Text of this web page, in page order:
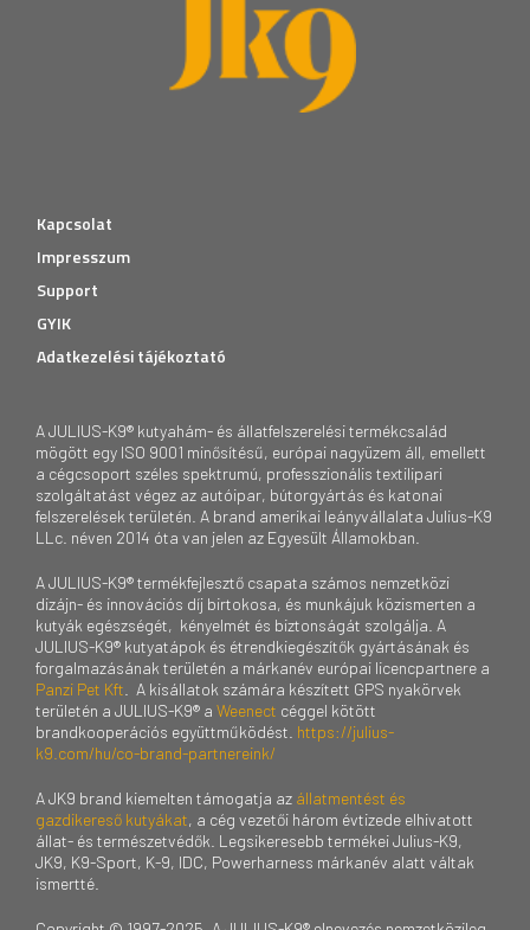
Kapcsolat
Impresszum
Support
GYIK
Adatkezelési tájékoztató
A JULIUS-K9® kutyahám- és állatfelszerelési termékcsalád
mögött egy ISO 9001 minősítésű, európai nagyüzem áll, emellett
a cégcsoport széles spektrumú, professzionális textilipari
szolgáltatást végez az autóipar, bútorgyártás és katonai
felszerelések területén. A brand amerikai leányvállalata Julius-K9
LLc. néven 2014 óta van jelen az Egyesült Államokban.
A JULIUS-K9® termékfejlesztő csapata számos nemzetközi
dizájn- és innovációs díj birtokosa, és munkájuk közismerten a
kutyák egészségét, kényelmét és biztonságát szolgálja. A
JULIUS-K9® kutyatápok és étrendkiegészítők gyártásának és
forgalmazásának területén a márkanév európai licencpartnere a
Panzi Pet Kft . A kisállatok számára készített GPS nyakörvek
területén a JULIUS-K9® a Weenect céggel kötött
brandkooperációs együttműködést. https://julius-
k9.com/hu/co-brand-partnereink/
A JK9 brand kiemelten támogatja az állatmentést és
gazdikereső kutyákat, a cég vezetői három évtizede elhivatott
állat- és természetvédők. Legsikeresebb termékei Julius-K9,
JK9, K9-Sport, K-9, IDC, Powerharness márkanév alatt váltak
ismertté.